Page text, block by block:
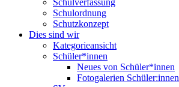
Schulordnung
Schutzkonzept
Dies sind wir
Kategorieansicht
Schüler*innen
Neues von Schüler*innen
Fotogalerien Schüler:innen